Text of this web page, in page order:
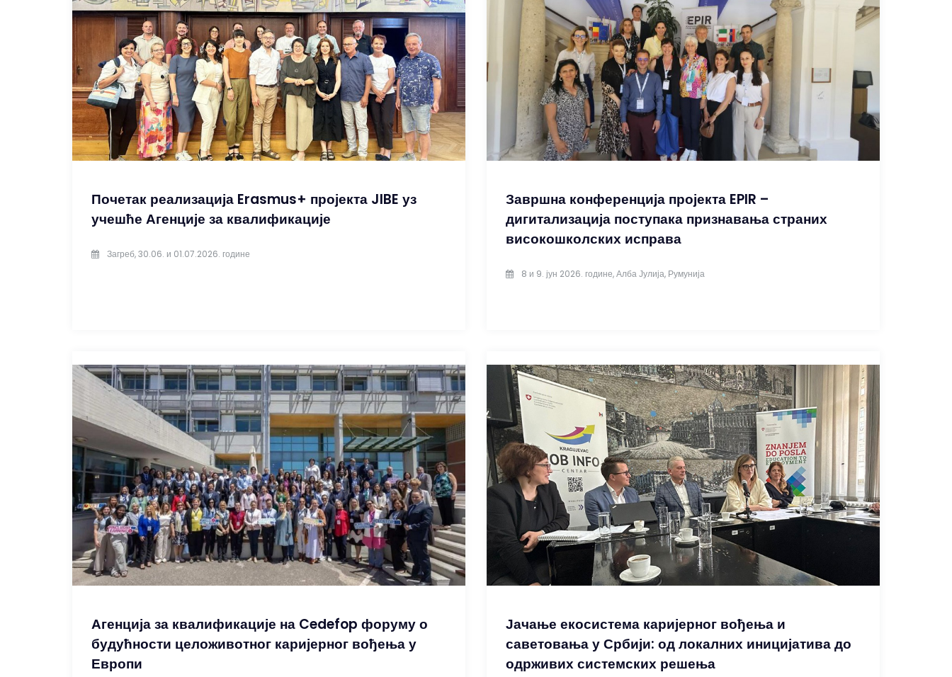
Почетак реализација Erasmus+ пројекта JIBE уз
учешће Агенције за квалификације
Загреб, 30.06. и 01.07.2026. године
Завршна конференција пројекта EPIR –
дигитализација поступака признавања страних
високошколских исправа
8 и 9. јун 2026. године, Алба Јулија, Румунија
Агенција за квалификације на Cedefop форуму о
будућности целоживотног каријерног вођења у
Европи
Јачање екосистема каријерног вођења и
саветовања у Србији: од локалних иницијатива до
одрживих системских решења